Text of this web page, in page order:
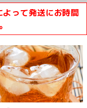
って発送にお時間